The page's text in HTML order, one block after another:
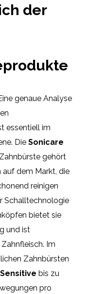
der
genaue Analyse
essentiell im
Die Sonicare
gehört
dem Markt, die
reinigen
Schalltechnologie
bietet sie
und ist
Im
Zahnbürsten
bis zu
pro